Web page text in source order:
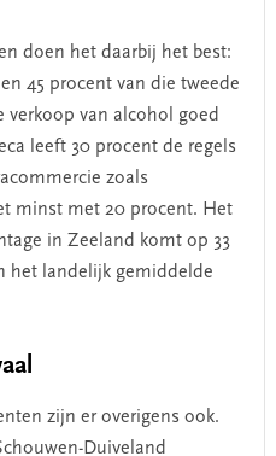
doen het daarbij het best:
45 procent van die tweede
verkoop van alcohol goed
leeft 30 procent de regels
zoals
minst met 20 procent. Het
in Zeeland komt op 33
het landelijk gemiddelde
zijn er overigens ook.
Duiveland